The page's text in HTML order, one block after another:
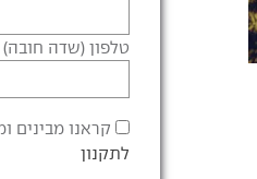
טלפון (שדה חובה)
קראנו מבינים
לתקנון